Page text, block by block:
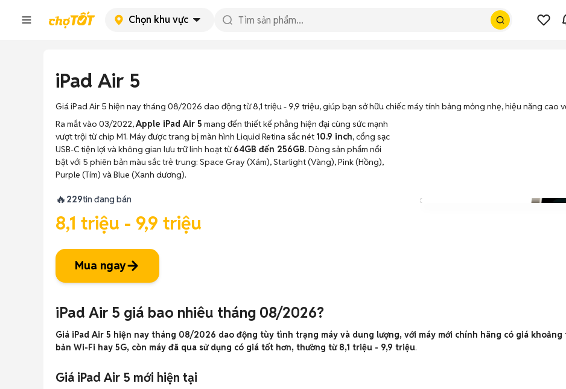
Chọn khu vực
iPad Air 5
Giá iPad Air 5 hiện nay tháng 08/2026 dao động từ 8,1 triệu - 9,9 triệu, giúp bạn sở hữu chiếc máy tính bảng mỏng nhẹ, hiệu năng cao
Ra mắt vào 03/2022,Apple iPad Air 5 mang đến thiết kế phẳng hiện đại cùng sức mạnh
vượt trội từ chip M1. Máy được trang bị màn hình Liquid Retina sắc nét 10.9 inch, cổng sạc
USB-C tiện lợi và không gian lưu trữ linh hoạt từ64GB đến 256GB. Dòng sản phẩm nổi
bật với 5 phiên bản màu sắc trẻ trung: Space Gray (Xám), Starlight (Vàng), Pink (Hồng),
Purple (Tím) và Blue (Xanh dương).
🔥 229tin đang bán
8,1 triệu - 9,9 triệu
Mua ngay
iPad Air 5 giá bao nhiêu tháng 08/2026?
Giá iPad Air 5 hiện nay tháng 08/2026 dao động tùy tình trạng máy và dung lượng, với máy mới chính hãng có giá
bản Wi-Fi hay 5G, còn máy đã qua sử dụng có giá tốt hơn, thường từ 8,1 triệu - 9,9 triệu.
Giá iPad Air 5 mới hiện tại